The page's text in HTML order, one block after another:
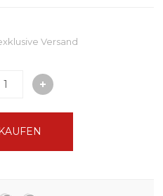
Versand
KAUFEN